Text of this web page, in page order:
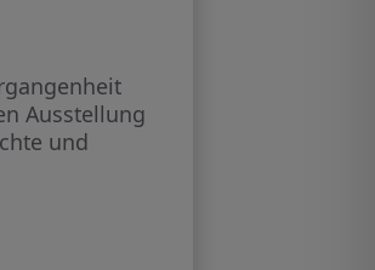
Ausstellung
und